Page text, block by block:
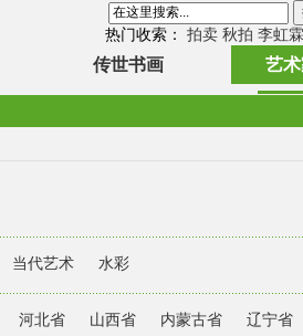
热门收索： 拍卖 秋拍 李虹霖
传世书画 艺
当代艺术 水彩
河北省 山西省 内蒙古省 辽宁省